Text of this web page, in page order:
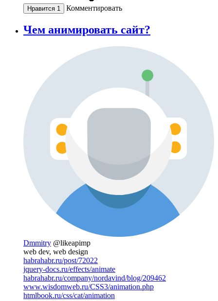
Нравится 1 Комментировать
Чем анимировать сайт?
Dmmitry @likeapimp
web dev, web design
habrahabr.ru/post/72022
jquery-docs.ru/effects/animate
habrahabr.ru/company/nordavind/blog/209462
www.wisdomweb.ru/CSS3/animation.php
htmlbook.ru/css/cat/animation